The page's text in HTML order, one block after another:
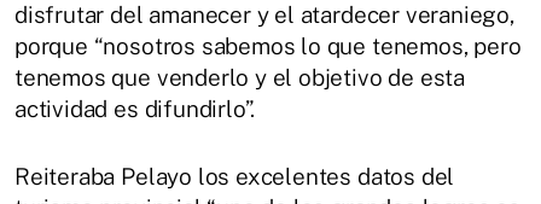
disfrutar del amanecer y el atardecer veraniego,
porque “nosotros sabemos lo que tenemos, pero
tenemos que venderlo y el objetivo de esta
actividad es difundirlo”.
Reiteraba Pelayo los excelentes datos del